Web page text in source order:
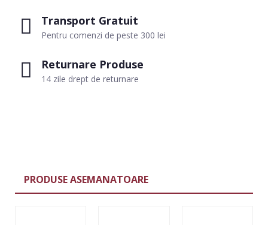
Transport Gratuit
Pentru comenzi de peste 300 lei
Returnare Produse
14 zile drept de returnare
PRODUSE ASEMANATOARE